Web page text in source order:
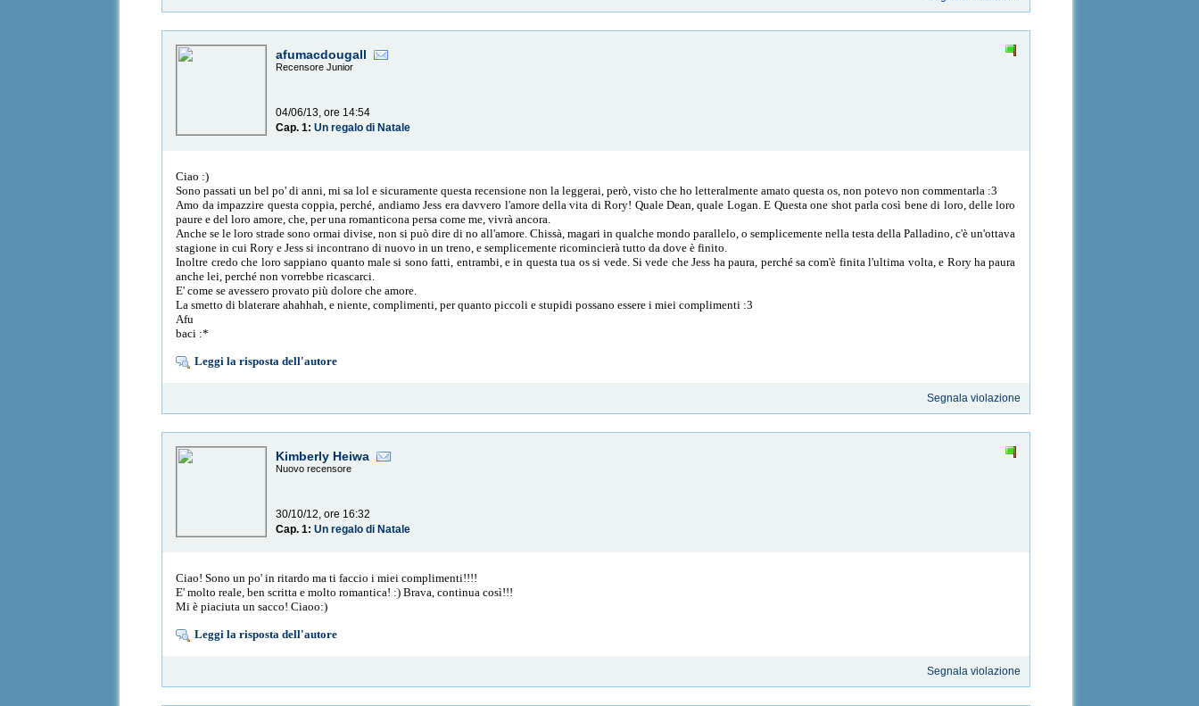
afumacdougall
Recensore Junior
04/06/13, ore 14:54
Cap. 1:Un regalo di Natale
Ciao :)
Sono passati un bel po' di anni, mi sa lol e sicuramente questa recensione non la leggerai, però, visto che ho letteralmente amato questa os, non potevo non commentarla :3
Amo da impazzire questa coppia, perché, andiamo Jess era davvero l'amore della vita di Rory! Quale Dean, quale Logan. E Questa one shot parla così bene di loro, delle loro
paure e del loro amore, che, per una romanticona persa come me, vivrà ancora.
Anche se le loro strade sono ormai divise, non si può dire di no all'amore. Chissà, magari in qualche mondo parallelo, o semplicemente nella testa della Palladino, c'è un'ottava
stagione in cui Rory e Jess si incontrano di nuovo in un treno, e semplicemente ricomincierà tutto da dove è finito.
Inoltre credo che loro sappiano quanto male si sono fatti, entrambi, e in questa tua os si vede. Si vede che Jess ha paura, perché sa com'è finita l'ultima volta, e Rory ha paura
anche lei, perché non vorrebbe ricascarci.
E' come se avessero provato più dolore che amore.
La smetto di blaterare ahahhah, e niente, complimenti, per quanto piccoli e stupidi possano essere i miei complimenti :3
Afu
baci :*
Leggi la risposta dell'autore
Segnala violazione
Kimberly Heiwa
Nuovo recensore
30/10/12, ore 16:32
Cap. 1:Un regalo di Natale
Ciao! Sono un po' in ritardo ma ti faccio i miei complimenti!!!!
E' molto reale, ben scritta e molto romantica! :) Brava, continua così!!!
Mi è piaciuta un sacco! Ciaoo:)
Leggi la risposta dell'autore
Segnala violazione